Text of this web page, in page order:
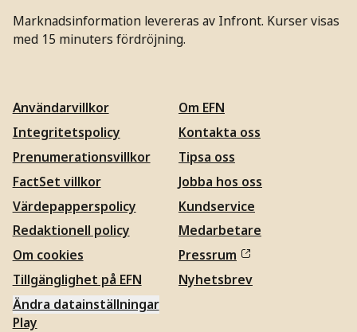
Marknadsinformation levereras av Infront. Kurser visas
med 15 minuters fördröjning.
Användarvillkor
Integritetspolicy
Prenumerationsvillkor
FactSet villkor
Värdepapperspolicy
Redaktionell policy
Om cookies
Tillgänglighet på EFN
Ändra datainställningar
Om EFN
Kontakta oss
Tipsa oss
Jobba hos oss
Kundservice
Medarbetare
Pressrum
Nyhetsbrev
Play